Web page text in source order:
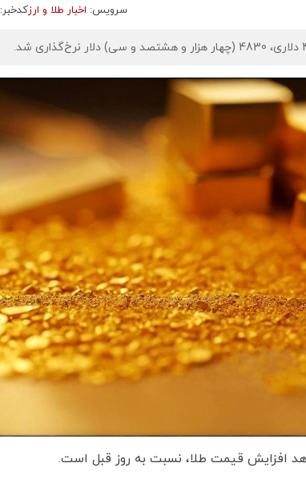
سرویس: اخبار طلا و ارزکدخبر: ۷۸۱۰۰۳
افزایش قیمت‌‌‌‌ طلا، نسبت به روز قبل است.